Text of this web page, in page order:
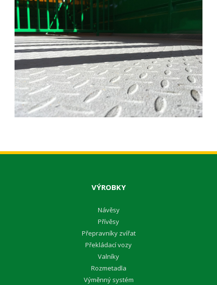
VÝROBKY
Návěsy
Přívěsy
Přepravníky zvířat
Překládací vozy
Valníky
Rozmetadla
Výměnný systém